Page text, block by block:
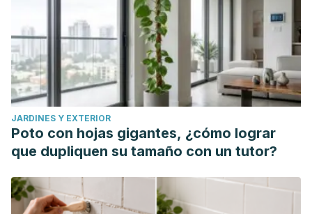
JARDINES Y EXTERIOR
Poto con hojas gigantes, ¿cómo lograr
que dupliquen su tamaño con un tutor?